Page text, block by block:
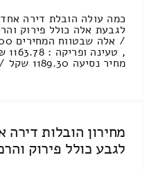
כמה עולה הובלת דירה
מחיר נסיעה 1189.30 שקל / זמן נסיעה בין [...]
מחירון הובלות
לגבע כולל פירוק